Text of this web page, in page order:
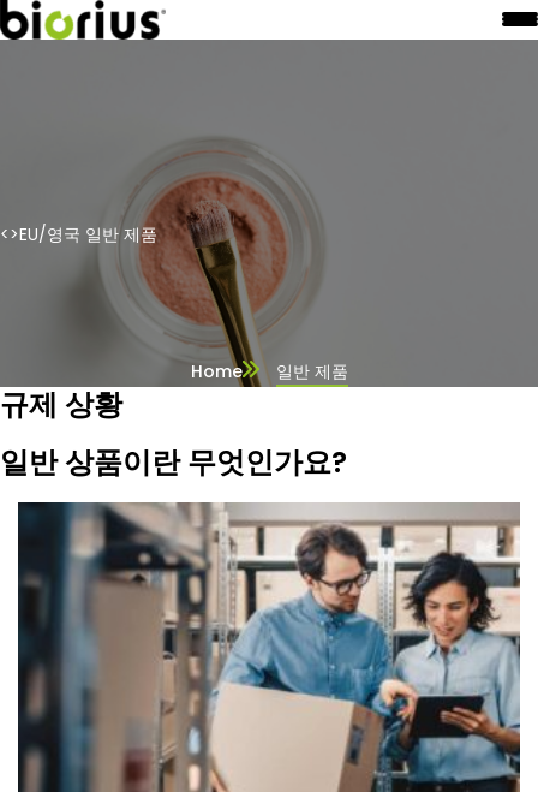
<>EU/영국 일반 제품
Home 일반 제품
규제 상황
일반 상품이란 무엇인가요?